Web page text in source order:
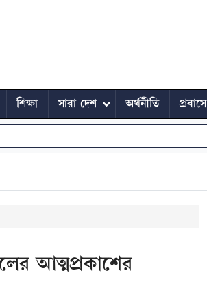
শিক্ষা সারা দেশ অর্থনীতি
আত্মপ্রকাশের